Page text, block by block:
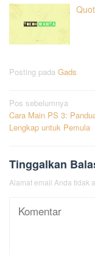
Posting pada Gads
Navigasi
pos
Pos sebelumnya
Cara Main PS 3:
Lengkap untuk Pemula
Tinggalkan
Alamat email Anda tidak